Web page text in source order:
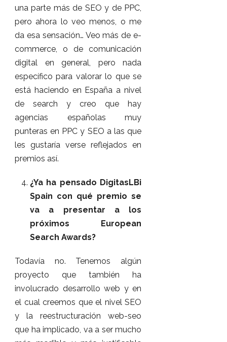
una parte más de SEO y de PPC,
pero ahora lo veo menos, o me
da esa sensación… Veo más de e-
commerce, o de comunicación
digital en general, pero nada
específico para valorar lo que se
está haciendo en España a nivel
de search y creo que hay
agencias españolas muy
punteras en PPC y SEO a las que
les gustaría verse reflejados en
premios así.
¿Ya ha pensado DigitasLBi
Spain con qué premio se
va a presentar a los
próximos European
Search Awards?
Todavía no. Tenemos algún
proyecto que también ha
involucrado desarrollo web y en
el cual creemos que el nivel SEO
y la reestructuración web-seo
que ha implicado, va a ser mucho